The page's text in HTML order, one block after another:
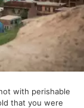
with perishable
that you were